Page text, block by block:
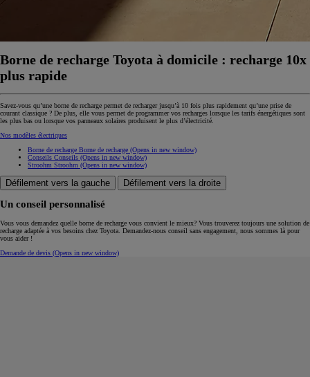
Borne de recharge Toyota à domicile : recharge 10x
plus rapide
Savez-vous qu’une borne de recharge permet de recharger jusqu’à 10 fois plus rapidement qu’une prise de
courant classique ? De plus, elle vous permet de programmer vos recharges lorsque les tarifs énergétiques sont
les plus bas ou lorsque vos panneaux solaires produisent le plus d’électricité.
Nos modèles électriques
Borne de recharge Borne de recharge (Opens in new window)
Conseils Conseils (Opens in new window)
Stroohm Stroohm (Opens in new window)
Défilement vers la gauche Défilement vers la droite
Un conseil personnalisé
Vous vous demandez quelle borne de recharge vous convient le mieux? Vous trouverez toujours une solution de
recharge adaptée à vos besoins chez Toyota. Demandez-nous conseil sans engagement, nous sommes là pour
vous aider !
Demande de devis (Opens in new window)